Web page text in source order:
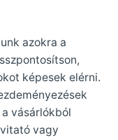
azokra a
képesek elérni.
vásárlókból
vagy